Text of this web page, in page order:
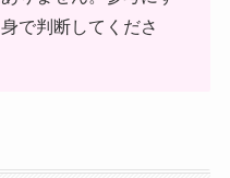
で判断してくださ